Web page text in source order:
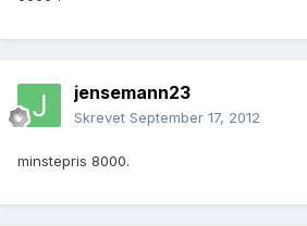
jensemann23
Skrevet September 17, 2012
minstepris 8000.